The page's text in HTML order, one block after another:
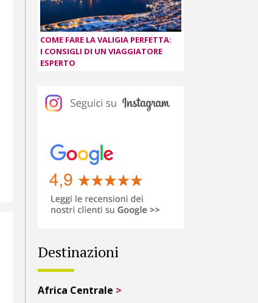
COME FARE LA VALIGIA PERFETTA:
I CONSIGLI DI UN VIAGGIATORE
ESPERTO
Destinazioni
Africa Centrale >